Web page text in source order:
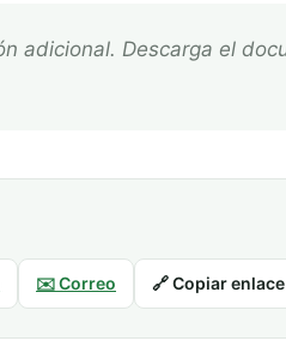
✉️ Correo 🔗 Copiar enlace